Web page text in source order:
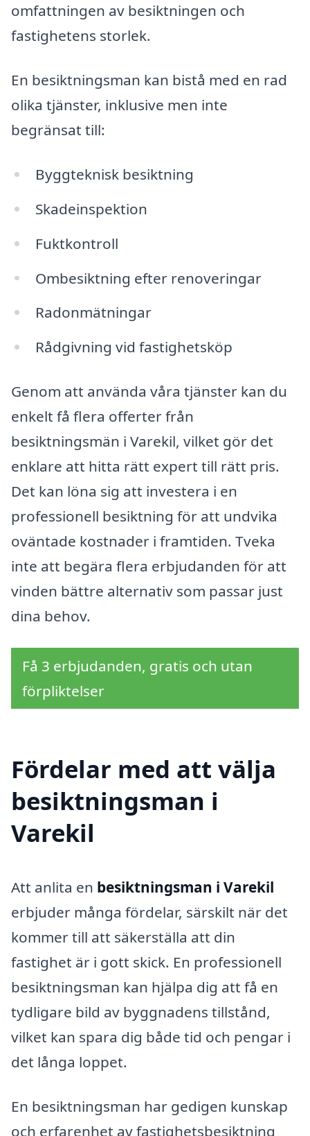
omfattningen av besiktningen och
fastighetens storlek.
En besiktningsman kan bistå med en rad
olika tjänster, inklusive men inte
begränsat till:
Byggteknisk besiktning
Skadeinspektion
Fuktkontroll
Ombesiktning efter renoveringar
Radonmätningar
Rådgivning vid fastighetsköp
Genom att använda våra tjänster kan du
enkelt få flera offerter från
besiktningsmän i Varekil, vilket gör det
enklare att hitta rätt expert till rätt pris.
Det kan löna sig att investera i en
professionell besiktning för att undvika
oväntade kostnader i framtiden. Tveka
inte att begära flera erbjudanden för att
vinden bättre alternativ som passar just
dina behov.
Få 3 erbjudanden, gratis och utan
förpliktelser
Fördelar med att välja
besiktningsman i
Varekil
Att anlita en besiktningsman i Varekil
erbjuder många fördelar, särskilt när det
kommer till att säkerställa att din
fastighet är i gott skick. En professionell
besiktningsman kan hjälpa dig att få en
tydligare bild av byggnadens tillstånd,
vilket kan spara dig både tid och pengar i
det långa loppet.
En besiktningsman har gedigen kunskap
och erfarenhet av fastighetsbesiktning